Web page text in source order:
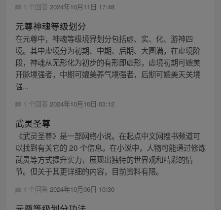
1 个回答 2024年10月11日 17:48
元尊神魂等级划分
在元尊中，神魂等级境界划分包括虚、实、化、游神四
境。其中虚境分为初期、中期、后期、大圆满，在虚境阶
段，神魂从无形化为初步的有形即虚形，虚境初期可媲美
开脉境强者，中期可媲美养气境强者，后期可媲美天关境
强...
1 个回答 2024年10月10日 03:12
武灵圣尊
《武灵圣尊》是一部网络小说。在起点中文网搜书频道可
以找到有关它的 20 个信息。在小说中，人物可能通过修炼
武灵等方式提升实力，展现出独特的世界观和精彩的情
节。但关于其更详细的内容，目前资料有限。
1 个回答 2024年10月06日 10:30